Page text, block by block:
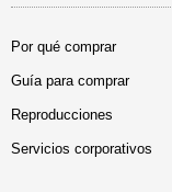
Por qué comprar
Guía para comprar
Reproducciones
Servicios corporativos